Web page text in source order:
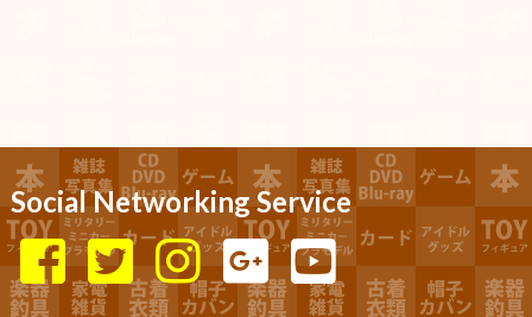
Social Networking Service